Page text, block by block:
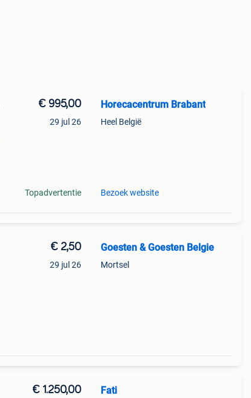
€ 995,00
29 jul 26
Topadvertentie
Horecacentrum Brabant
Heel België
Bezoek website
€ 2,50
29 jul 26
Goesten & Goesten Belgie
Mortsel
€ 1.250,00 Fati